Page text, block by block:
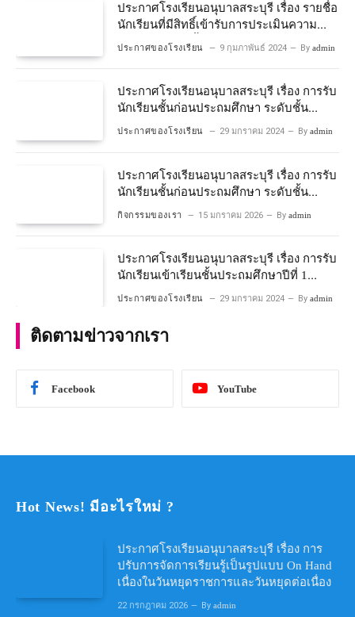
ประกาศโรงเรียนอนุบาลสระบุรี เรื่อง รายชื่อ
นักเรียนที่มีสิทธิ์เข้ารับการประเมินความ
พร้อมเข้าเรียนชั้นประถมศึกษาปีที่ 1
ประกาศของโรงเรียน 9 กุมภาพันธ์ 2024 By admin
ประกาศโรงเรียนอนุบาลสระบุรี เรื่อง การรับ
นักเรียนชั้นก่อนประถมศึกษา ระดับชั้น
อนุบาลปีที่ 2 ประจําปีการศึกษา 2567
ประกาศของโรงเรียน 29 มกราคม 2024 By admin
ประกาศโรงเรียนอนุบาลสระบุรี เรื่อง การรับ
นักเรียนชั้นก่อนประถมศึกษา ระดับชั้น
อนุบาลปีที่ ๒ ประจำปีการศึกษา ๒๕๖๙
กิจกรรมของเรา 15 มกราคม 2026 By admin
ประกาศโรงเรียนอนุบาลสระบุรี เรื่อง การรับ
นักเรียนเข้าเรียนชั้นประถมศึกษาปีที่ 1
โครงการห้องเรียนพิเศษ วิทยาศาสตร์ และ
ประกาศของโรงเรียน 29 มกราคม 2024 By admin
ติดตามข่าวจากเรา
Facebook YouTube
Hot News! มีอะไรใหม่ ?
ประกาศโรงเรียนอนุบาลสระบุรี เรื่อง การ
ปรับการจัดการเรียนรู้เป็นรูปแบบ On Hand
เนื่องในวันหยุดราชการและวันหยุดต่อเนื่อง
22 กรกฎาคม 2026 By admin